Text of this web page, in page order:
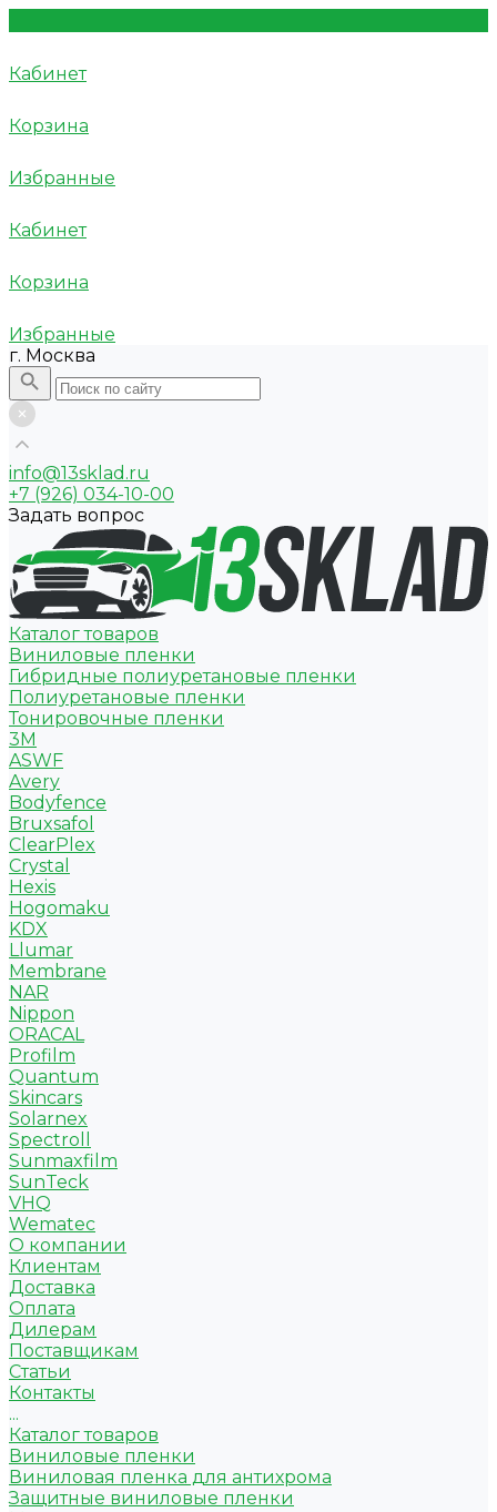
Кабинет
Корзина
Избранные
Кабинет
Корзина
Избранные
г. Москва
info@13sklad.ru
+7 (926) 034-10-00
Задать вопрос
Каталог товаров
Виниловые пленки
Гибридные полиуретановые пленки
Полиуретановые пленки
Тонировочные пленки
3M
ASWF
Avery
Bodyfence
Bruxsafol
ClearPlex
Crystal
Hexis
Hogomaku
KDX
Llumar
Membrane
NAR
Nippon
ORACAL
Profilm
Quantum
Skincars
Solarnex
Spectroll
Sunmaxfilm
SunTeck
VHQ
Wematec
О компании
Клиентам
Доставка
Оплата
Дилерам
Поставщикам
Статьи
Контакты
...
Каталог товаров
Виниловые пленки
Виниловая пленка для антихрома
Защитные виниловые пленки